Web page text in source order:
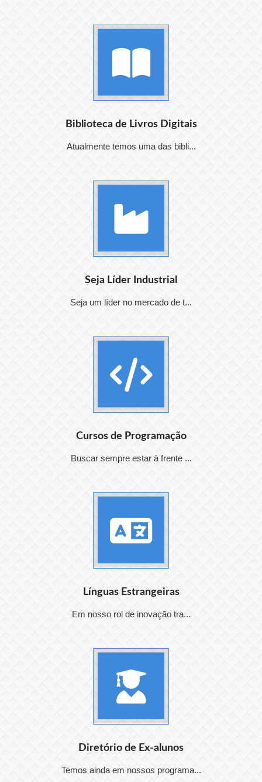
Biblioteca de Livros Digitais
Atualmente temos uma das bibli...
Seja Líder Industrial
Seja um líder no mercado de t...
Cursos de Programação
Buscar sempre estar à frente ...
Línguas Estrangeiras
Em nosso rol de inovação tra...
Diretório de Ex-alunos
Temos ainda em nossos programa...